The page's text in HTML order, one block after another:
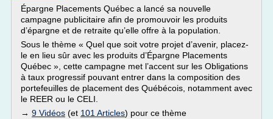
Épargne Placements Québec a lancé sa nouvelle
campagne publicitaire afin de promouvoir les produits
d’épargne et de retraite qu’elle offre à la population.
Sous le thème « Quel que soit votre projet d’avenir, placez-
le en lieu sûr avec les produits d’Épargne Placements
Québec », cette campagne met l’accent sur les Obligations
à taux progressif pouvant entrer dans la composition des
portefeuilles de placement des Québécois, notamment avec
le REER ou le CELI.
→ 9 Vidéos (et 101 Articles) pour ce thème